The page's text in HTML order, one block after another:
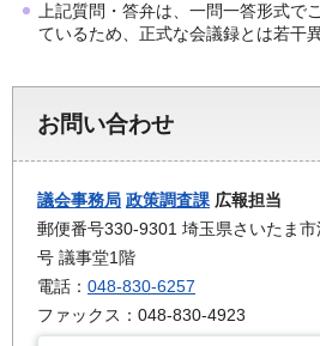
上記質問・答弁は、一問一答形式で
ているため、正式な会議録とは若干
お問い合わせ
議会事務局 政策調査課 広報担当
郵便番号330-9301 埼玉県さいたま
号 議事堂1階
電話： 048-830-6257
ファックス：048-830-4923